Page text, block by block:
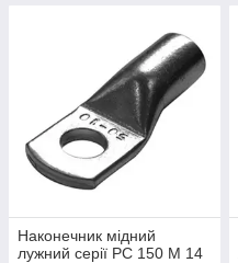
Наконечник мідний
лужний серії РС 150 М 14